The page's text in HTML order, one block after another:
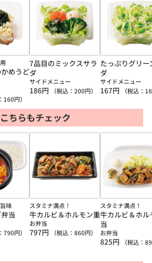
めうど
160円）
7品目のミックスサラ
ダ
サイドメニュー
186円 （税込： 200円）
たっぷりグリー
ダ
サイドメニュー
167円 （税込：
ちらもチェック
味
当
790円）
スタミナ満点！
牛カルビ＆ホルモン重
お弁当
797円 （税込： 860円）
スタミナ満点！
牛カルビ＆ホル
当
お弁当
825円 （税込：